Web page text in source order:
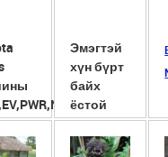
Эмэгтэй
хүн бүрт
байх
ёстой
гутлууд